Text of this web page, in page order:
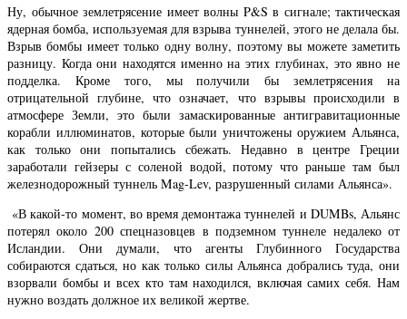
Ну, обычное землетрясение имеет волны P&S в сигнале; тактическая
ядерная бомба, используемая для взрыва туннелей, этого не делала бы.
Взрыв бомбы имеет только одну волну, поэтому вы можете заметить
разницу. Когда они находятся именно на этих глубинах, это явно не
подделка. Кроме того, мы получили бы землетрясения на
отрицательной глубине, что означает, что взрывы происходили в
атмосфере Земли, это были замаскированные антигравитационные
корабли иллюминатов, которые были уничтожены оружием Альянса,
как только они попытались сбежать. Недавно в центре Греции
заработали гейзеры с соленой водой, потому что раньше там был
железнодорожный туннель Mag-Lev, разрушенный силами Альянса».
«В какой-то момент, во время демонтажа туннелей и DUMBs, Альянс
потерял около 200 спецназовцев в подземном туннеле недалеко от
Исландии. Они думали, что агенты Глубинного Государства
собираются сдаться, но как только силы Альянса добрались туда, они
взорвали бомбы и всех кто там находился, включая самих себя. Нам
нужно воздать должное их великой жертве.